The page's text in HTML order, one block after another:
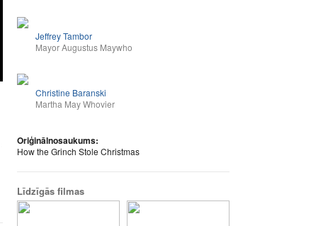
Jeffrey Tambor
Mayor Augustus Maywho
Christine Baranski
Martha May Whovier
Oriģinālnosaukums:
How the Grinch Stole Christmas
Līdzīgās filmas